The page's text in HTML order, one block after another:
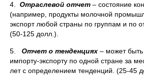
4. Отраслевой отчет – состояние
(например, продукты молочной
экспорт любой страны по группам и по
(50-125 долл.).
5. Отчет о тенденциях – может
импорту-экспорту по одной стране за
лет с определением тенденций. (25-45